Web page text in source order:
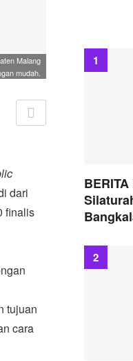
Malang
mudah.
dari
finalis
tujuan
cara